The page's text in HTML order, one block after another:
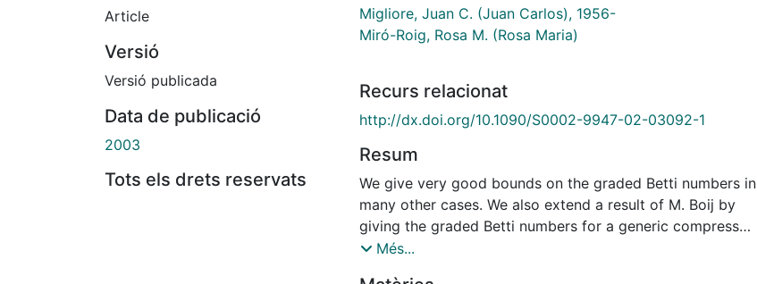
Article
Versió
Versió publicada
Data de publicació
2003
Tots els drets reservats
Migliore, Juan C. (Juan Carlos), 1956-
Miró-Roig, Rosa M. (Rosa Maria)
Recurs relacionat
http://dx.doi.org/10.1090/S0002-9947-02-03092-1
Resum
We give very good bounds on the graded Betti numbers in
many other cases. We also extend a result of M. Boij by
giving the graded Betti numbers for a generic compressed
Gorenstein algebra (i.e., one for which the Hilbert function
Més...